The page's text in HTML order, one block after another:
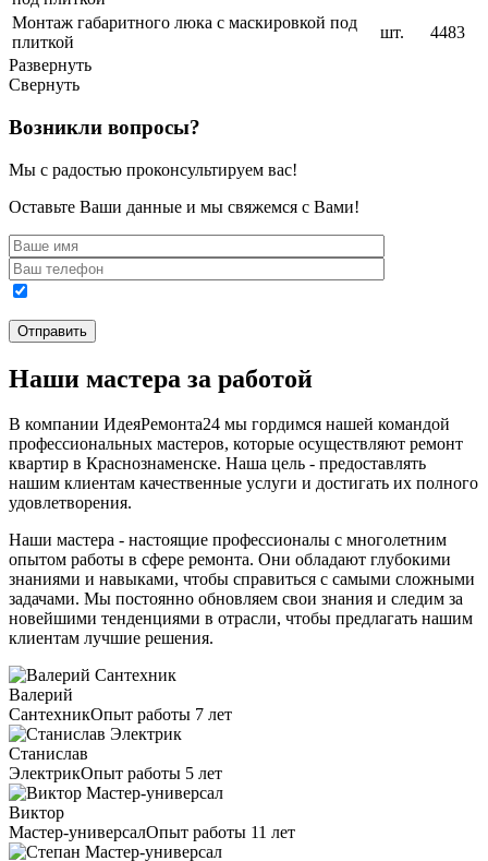
Монтаж габаритного люка с маскировкой под
плиткой
шт.
4483
Развернуть
Свернуть
Возникли вопросы?
Мы с радостью проконсультируем вас!
Оставьте Ваши данные и мы свяжемся с Вами!
Наши мастера за работой
В компании ИдеяРемонта24 мы гордимся нашей командой
профессиональных мастеров, которые осуществляют ремонт
квартир в Краснознаменске. Наша цель - предоставлять
нашим клиентам качественные услуги и достигать их полного
удовлетворения.
Наши мастера - настоящие профессионалы с многолетним
опытом работы в сфере ремонта. Они обладают глубокими
знаниями и навыками, чтобы справиться с самыми сложными
задачами. Мы постоянно обновляем свои знания и следим за
новейшими тенденциями в отрасли, чтобы предлагать нашим
клиентам лучшие решения.
Валерий
СантехникОпыт работы 7 лет
Станислав
ЭлектрикОпыт работы 5 лет
Виктор
Мастер-универсалОпыт работы 11 лет